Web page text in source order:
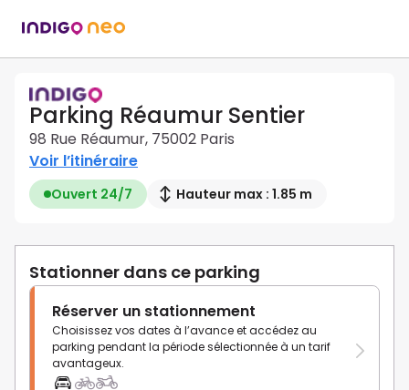
Parking Réaumur Sentier
98 Rue Réaumur, 75002 Paris
Voir l’itinéraire
Ouvert 24/7 Hauteur max : 1.85 m
Stationner dans ce parking
Réserver un stationnement
Choisissez vos dates à l’avance et accédez au
parking pendant la période sélectionnée à un tarif
avantageux.